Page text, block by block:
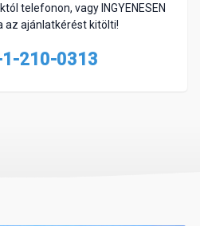
telefonon, vagy INGYENESEN
az ajánlatkérést kitölti!
210-0313